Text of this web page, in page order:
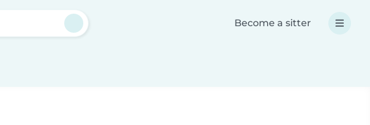
Become a sitter